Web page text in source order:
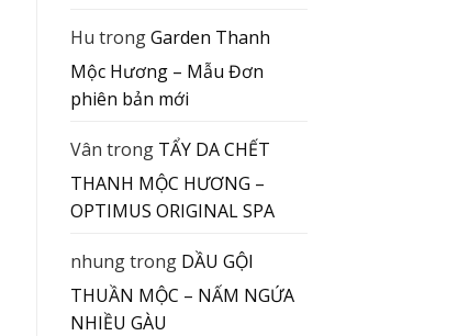
Hu trongGarden Thanh
Mộc Hương – Mẫu Đơn
phiên bản mới
Vân trong TẨY DA CHẾT
THANH MỘC HƯƠNG –
OPTIMUS ORIGINAL SPA
nhungtrong DẦU GỘI
THUẦN MỘC – NẤM NGỨA
NHIỀU GÀU